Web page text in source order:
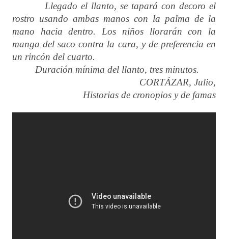
Llegado el llanto, se tapará con decoro el
rostro usando ambas manos con la palma de la
mano hacia dentro. Los niños llorarán con la
manga del saco contra la cara, y de preferencia en
un rincón del cuarto.
Duración mínima del llanto, tres minutos.
CORTÁZAR, Julio,
Historias de cronopios y de famas